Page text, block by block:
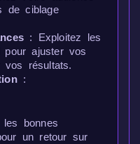
de ciblage
: Exploitez les
pour ajuster vos
vos résultats.
:
bonnes
un retour sur